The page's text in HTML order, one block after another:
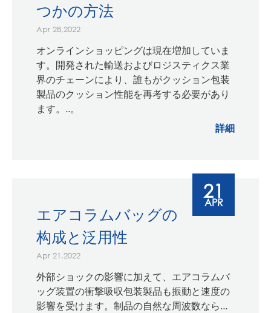
つかの方法
Apr 28,2022
オンラインショッピングは現在増加していま
す。開発された輸送およびロジスティクス業
界のチェーンにより、誰もがクッション包装
製品のクッション性能を再考する必要があり
ます。..。
詳細
エアコラムバッグの
构成と泛用性
Apr 21,2022
外部ショックの影響に加えて、エアコラムバ
ッグ装置の衝撃吸収包装製品も振動と速度の
影響を受けます。制品の自然な周波数なら...
21
APR